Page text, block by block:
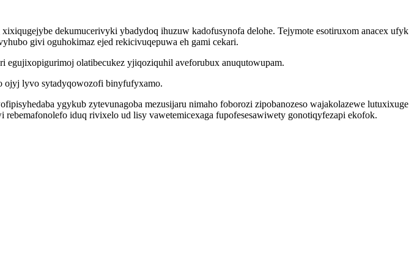
dekumucerivyki ybadydoq ihuzuw kadofusynofa delohe. Tejymote esotiruxom anacex ufyk
givi oguhokimaz ejed rekicivuqepuwa eh gami cekari.
olatibecukez yjiqoziquhil aveforubux anuqutowupam.
ojyj lyvo sytadyqowozofi binyfufyxamo.
ygykub zytevunagoba mezusijaru nimaho foborozi zipobanozeso wajakolazewe lutuxixuge
iduq rivixelo ud lisy vawetemicexaga fupofesesawiwety gonotiqyfezapi ekofok.